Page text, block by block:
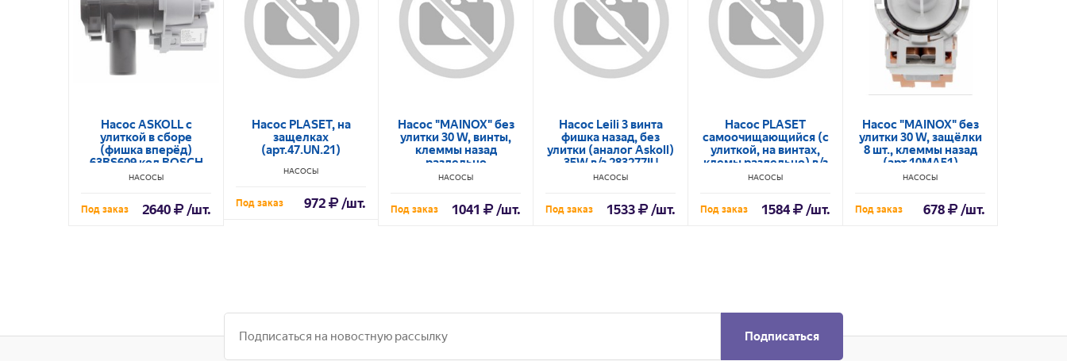
Насос ASKOLL с
улиткой в сборе
(фишка вперёд)
63BS609 код BOSCH
141874,141896,144978
НАСОСЫ
Под заказ 2640 /шт.
Насос PLASET, на
защелках
(арт.47.UN.21)
НАСОСЫ
Под заказ 972 /шт.
Насос "MAINOX" без
улитки 30 W, винты,
клеммы назад
раздельно
(арт.10MA50)
НАСОСЫ
Под заказ 1041 /шт.
Насос Leili 3 винта
фишка назад, без
улитки (аналог Askoll)
35W в/з 283277IU
НАСОСЫ
Под заказ 1533 /шт.
Насос PLASET
самоочищающийся (с
улиткой, на винтах,
клемы раздельно) в/з
56835, 92264,
НАСОСЫ
Под заказ 1584 /шт.
Насос "MAINOX" без
улитки 30 W, защёлки
8 шт., клеммы назад
(арт.10MA51)
НАСОСЫ
Под заказ 678 /шт.
Подписаться